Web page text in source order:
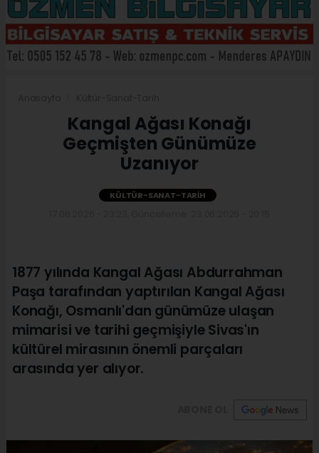
Kangal Ağası Konağı
Geçmişten Günümüze
Uzanıyor
KÜLTÜR-SANAT-TARIH
1877 yılında Kangal Ağası Abdurrahman
Paşa tarafından yaptırılan Kangal Ağası
Konağı, Osmanlı'dan günümüze ulaşan
mimarisi ve tarihi geçmişiyle Sivas'ın
kültürel mirasının önemli parçaları
arasında yer alıyor.